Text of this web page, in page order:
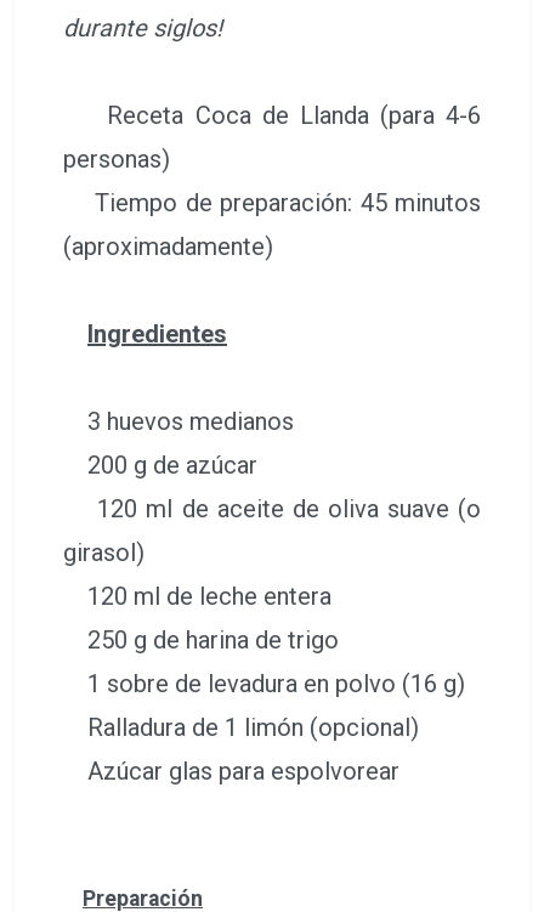
durante siglos!
Receta Coca de Llanda (para 4-6
personas)
Tiempo de preparación: 45 minutos
(aproximadamente)
Ingredientes
3 huevos medianos
200 g de azúcar
120 ml de aceite de oliva suave (o
girasol)
120 ml de leche entera
250 g de harina de trigo
1 sobre de levadura en polvo (16 g)
Ralladura de 1 limón (opcional)
Azúcar glas para espolvorear
Preparación